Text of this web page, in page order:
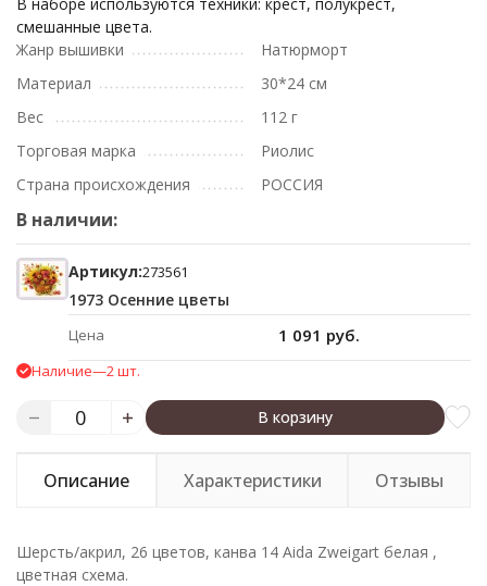
смешанные цвета.
Жанр вышивки
Натюрморт
Материал
30*24 см
Вес
112 г
Торговая марка
Риолис
Страна происхождения
РОССИЯ
В наличии:
Артикул:273561
1973 Осенние цветы
Цена 1 091 руб.
Наличие—2 шт.
В корзину
Описание Характеристики Отзывы
Шерсть/акрил, 26 цветов, канва 14 Aida Zweigart белая ,
цветная схема.